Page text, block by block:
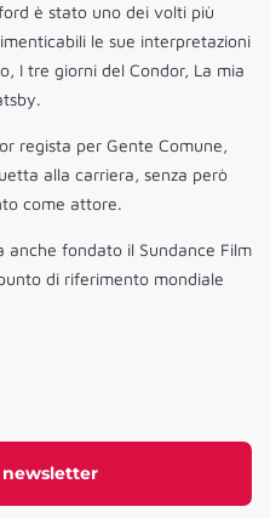
è stato uno dei volti più
le sue interpretazioni
I tre giorni del Condor, La mia
regista per Gente Comune,
alla carriera, senza però
come attore.
fondato il Sundance Film
di riferimento mondiale